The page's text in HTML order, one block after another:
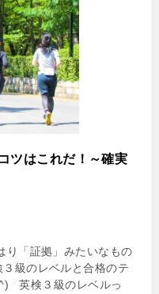
ツはこれだ！～確実
り「証拠」みたいなもの
級のレベルと合格のテ
英検３級のレベルっ